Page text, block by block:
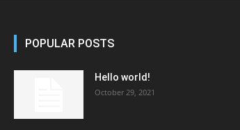
POPULAR POSTS
Hello world!
October 29, 2021